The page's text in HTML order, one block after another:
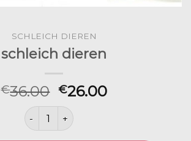
SCHLEICH DIEREN
schleich dieren
€36.00 €26.00
schleich dieren aantal